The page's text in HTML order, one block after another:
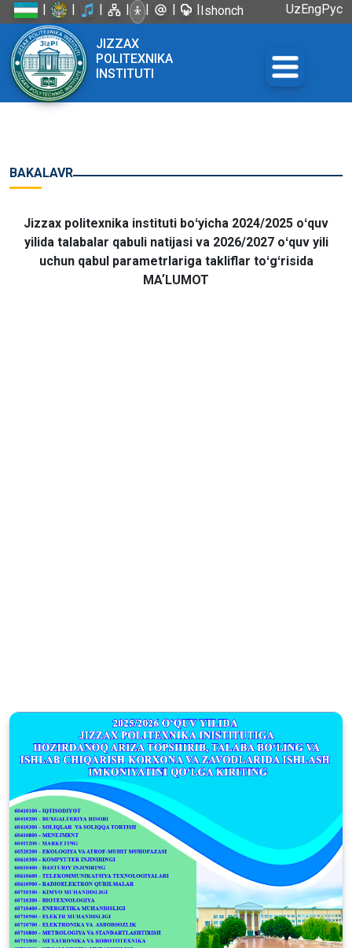
| | | | | | |Ishonch
UzEngРус
JIZZAX
POLITEXNIKA
INSTITUTI
BAKALAVR
Jizzax politexnika instituti boʻyicha 2024/2025 oʻquv
yilida talabalar qabuli natijasi va 2026/2027 oʻquv yili
uchun qabul parametrlariga takliflar toʻgʻrisida
MAʼLUMOT